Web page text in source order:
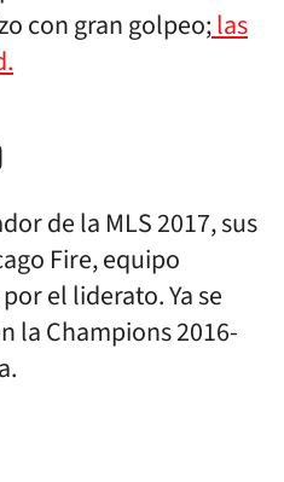
con gran golpeo;las
de la MLS 2017, sus
Fire, equipo
el liderato. Ya se
la Champions 2016-